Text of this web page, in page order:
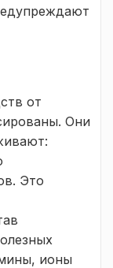
от
Они
Это
ионы